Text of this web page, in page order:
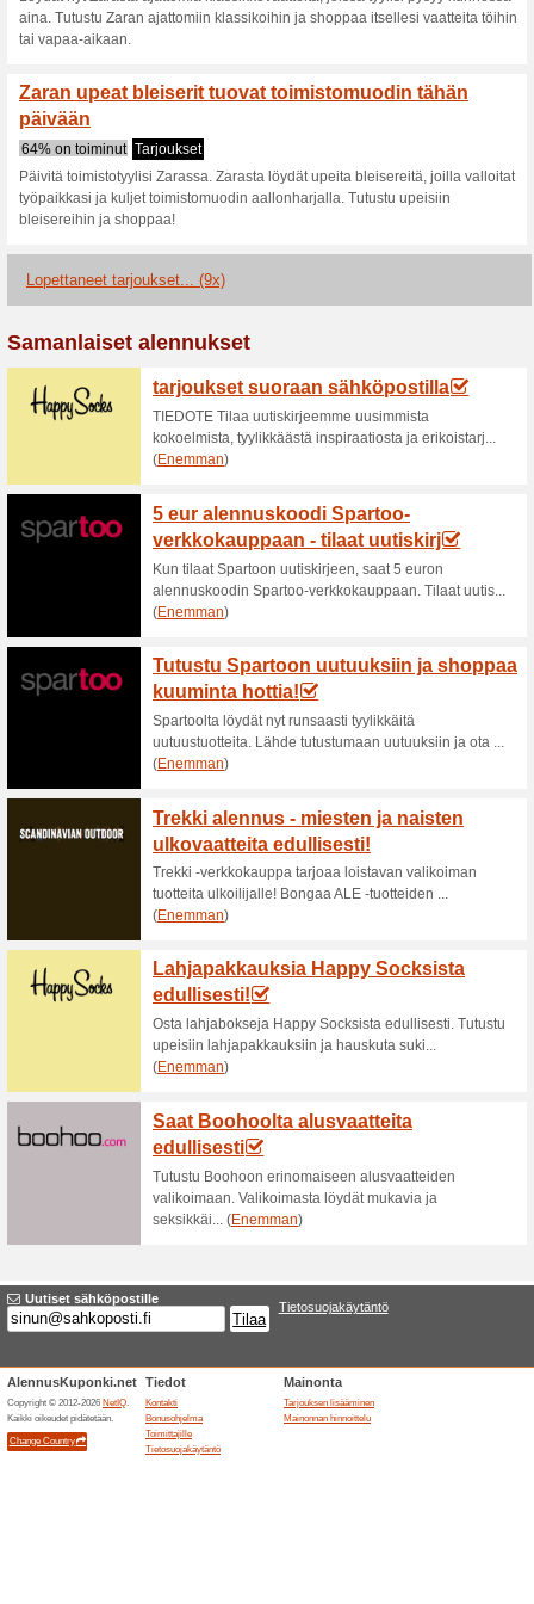
Ajankohtaiset
Ajattomat
€)
100% on toiminut
Löydät nyt Zarasta ajattomia
aina. Tutustu Zaran
tai vapaa-aikaan.
Zaran upeat
päivään (
100% on toiminut Tarjoukset
Päivitä toimistotyylisi
työpaikkasi ja kuljet
bleisereihin ja shoppaa!
Miesten tuotteita
60% on toiminut Tarjoukset
tarjoukset haltuun Booztlet.fi
Ajattomat